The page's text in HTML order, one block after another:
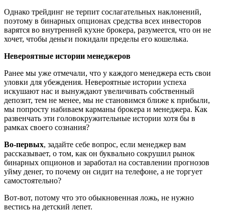
Однако трейдинг не терпит сослагательных наклонений,
поэтому в бинарных опционах средства всех инвесторов
варятся во внутренней кухне брокера, разумеется, что он не
хочет, чтобы деньги покидали пределы его кошелька.
Невероятные истории менеджеров
Ранее мы уже отмечали, что у каждого менеджера есть свои
уловки для убеждения. Невероятные истории успеха
искушают нас и вынуждают увеличивать собственный
депозит, тем не менее, мы не становимся ближе к прибыли,
мы попросту набиваем карманы брокера и менеджера. Как
развенчать эти головокружительные истории хотя бы в
рамках своего сознания?
Во-первых, задайте себе вопрос, если менеджер вам
рассказывает, о том, как он буквально сокрушил рынок
бинарных опционов и заработал на составлении прогнозов
уйму денег, то почему он сидит на телефоне, а не торгует
самостоятельно?
Вот-вот, потому что это обыкновенная ложь, не нужно
вестись на детский лепет.